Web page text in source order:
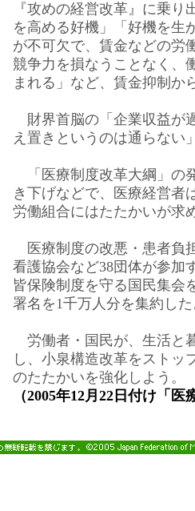
『攻めの経営改革』に乗
を高める好機」「好機を生
が不可欠で、賃金などの労
競争力を損なうことなく、
まれる」など、賃金抑制か
財界首脳の「企業収益が
え置きというのは通らない
「医療制度改革大綱」の
き下げなどで、医療経営者
労働組合にはたたかいが求
医療制度の改悪・患者負
看護協会など38団体が参加
皆保険制度を守る国民集会
署名を1千万人分を集約し
労働者・国民が、生活と
し、小泉構造改革をストッ
のたたかいを強化しよう。
（2005年12月22日付け「医